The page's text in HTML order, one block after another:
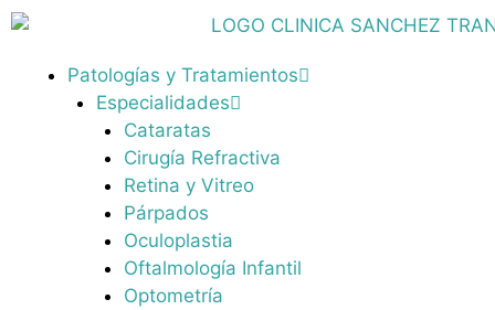
Patologías y Tratamientos
Especialidades
Cataratas
Cirugía Refractiva
Retina y Vitreo
Párpados
Oculoplastia
Oftalmología Infantil
Optometría